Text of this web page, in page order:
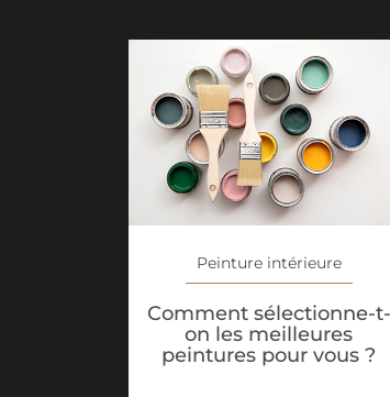
Peinture intérieure
Comment sélectionne-t-
on les meilleures
peintures pour vous ?